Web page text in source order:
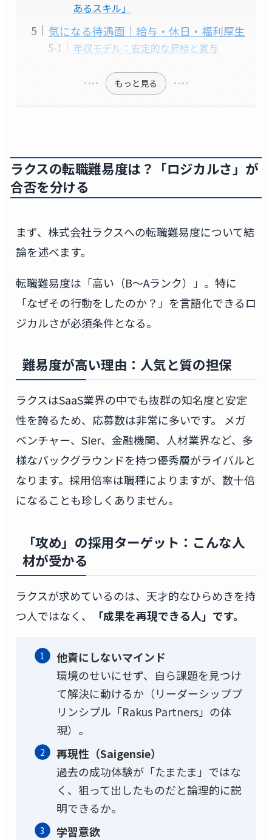
あるスキル」
気になる待遇面｜給与・休日・福利厚生
年収モデル：安定的な昇給と賞与
もっと見る
ラクスの転職難易度は？「ロジカルさ」が
合否を分ける
まず、株式会社ラクスへの転職難易度について結
論を述べます。
転職難易度は「高い（B〜Aランク）」。特に
「なぜその行動をしたのか？」を言語化できるロ
ジカルさが必須条件となる。
難易度が高い理由：人気と質の担保
ラクスはSaaS業界の中でも抜群の知名度と安定
性を誇るため、応募数は非常に多いです。 メガ
ベンチャー、SIer、金融機関、人材業界など、多
様なバックグラウンドを持つ優秀層がライバルと
なります。採用倍率は職種によりますが、数十倍
になることも珍しくありません。
「攻め」の採用ターゲット：こんな人
材が受かる
ラクスが求めているのは、天才的なひらめきを持
つ人ではなく、
「成果を再現できる人」です。
他責にしないマインド
環境のせいにせず、自ら課題を見つけ
て解決に動けるか（リーダーシッププ
リンシプル「Rakus Partners」の体
現）。
再現性（Saigensie）
過去の成功体験が「たまたま」ではな
く、狙って出したものだと論理的に説
明できるか。
学習意欲